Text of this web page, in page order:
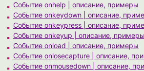
Событие onhelp | описание, примеры
Событие onkeydown | описание,
Событие onkeypress | описание,
Событие onkeyup | описание, примеры
Событие onload | описание, примеры
Событие onlosecapture | описание,
Событие onmousedown | описание,